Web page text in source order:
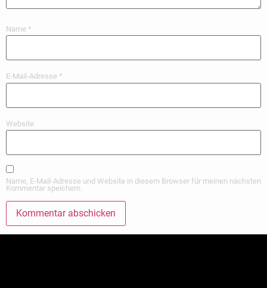
Name *
E-Mail-Adresse *
Website
Name, E-Mail-Adresse und Website in diesem Browser für meinen nächsten
Kommentar speichern.